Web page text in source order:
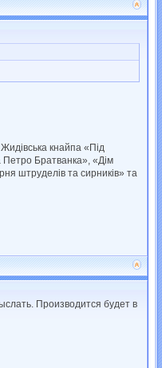
кнайпа «Під
Петро Братванка», «Дім
штруделів та сирників» та
Производится будет в